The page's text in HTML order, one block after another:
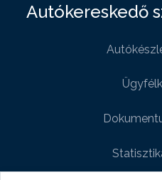
Autókereskedő